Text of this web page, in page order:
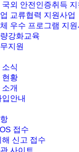
국외 안전인증취득 지
교류협력 지원사업
우수 프로그램 지원
강화교육
지원
소식
현황
소개
입안내
접수
해 신고 접수
사이트